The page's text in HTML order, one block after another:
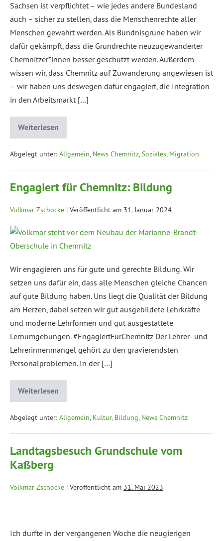
Sachsen ist verpflichtet – wie jedes andere Bundesland
auch – sicher zu stellen, dass die Menschenrechte aller
Menschen gewahrt werden. Als Bündnisgrüne haben wir
dafür gekämpft, dass die Grundrechte neuzugewanderter
Chemnitzer*innen besser geschützt werden. Außerdem
wissen wir, dass Chemnitz auf Zuwanderung angewiesen ist
– wir haben uns deswegen dafür engagiert, die Integration
in den Arbeitsmarkt […]
Weiterlesen
Abgelegt unter: Allgemein, News Chemnitz,Soziales, Migration
Engagiert für Chemnitz: Bildung
Volkmar Zschocke | Veröffentlicht am 31. Januar 2024
Wir engagieren uns für gute und gerechte Bildung. Wir
setzen uns dafür ein, dass alle Menschen gleiche Chancen
auf gute Bildung haben. Uns liegt die Qualität der Bildung
am Herzen, dabei setzen wir gut ausgebildete Lehrkräfte
und moderne Lehrformen und gut ausgestattete
Lernumgebungen. #EngagiertFürChemnitz Der Lehrer- und
Lehrerinnenmangel gehört zu den gravierendsten
Personalproblemen. In der […]
Weiterlesen
Abgelegt unter: Allgemein, Kultur, Bildung, News Chemnitz
Landtagsbesuch Grundschule vom
Kaßberg
Volkmar Zschocke | Veröffentlicht am 31. Mai 2023
Ich durfte in der vergangenen Woche die neugierigen